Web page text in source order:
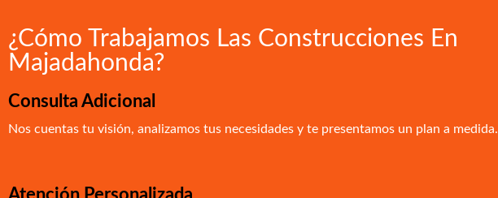
¿Cómo Trabajamos Las Construcciones En
Majadahonda?
Consulta Adicional
Nos cuentas tu visión, analizamos tus necesidades y te presentamos un plan a medida.